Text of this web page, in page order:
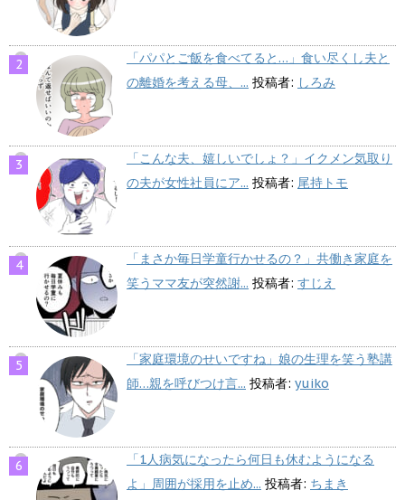
「パパとご飯を食べてると…」食い尽くし夫と
の離婚を考える母、... 投稿者: しろみ
「こんな夫、嬉しいでしょ？」イクメン気取り
の夫が女性社員にア... 投稿者: 尾持トモ
「まさか毎日学童行かせるの？」共働き家庭を
笑うママ友が突然謝... 投稿者: すじえ
「家庭環境のせいですね」娘の生理を笑う塾講
師…親を呼びつけ言... 投稿者: yuiko
「1人病気になったら何日も休むようになる
よ」周囲が採用を止め... 投稿者: ちまき